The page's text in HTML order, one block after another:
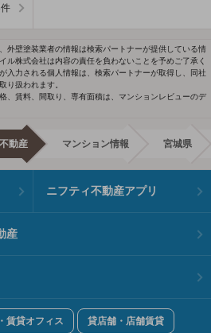
件
外壁塗装業者の情報は検索パートナーが提供している情
ル株式会社は内容の責任を負わないことを予めご了承く
入力される個人情報は、検索パートナーが取得し、同社
り扱われます。
、賃料、間取り、専有面積は、マンションレビューのデ
動産 マンション情報 宮城県
ニフティ不動産アプリ
産
賃貸オフィス 貸店舗・店舗賃貸